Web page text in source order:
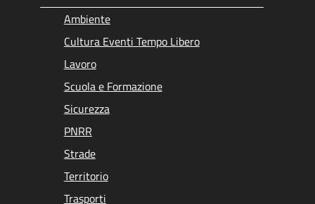
Ambiente
Cultura Eventi Tempo Libero
Lavoro
Scuola e Formazione
Sicurezza
PNRR
Strade
Territorio
Trasporti